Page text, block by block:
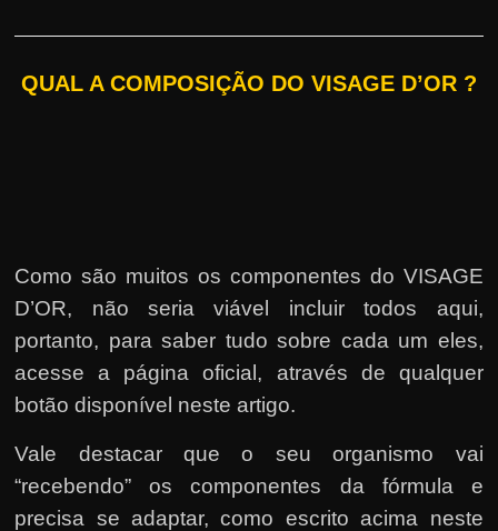
QUAL A COMPOSIÇÃO DO VISAGE D’OR ?
Como são muitos os componentes do VISAGE
D’OR, não seria viável incluir todos aqui,
portanto, para saber tudo sobre cada um eles,
acesse a página oficial, através de qualquer
botão disponível neste artigo.
Vale destacar que o seu organismo vai
“recebendo” os componentes da fórmula e
precisa se adaptar, como escrito acima neste